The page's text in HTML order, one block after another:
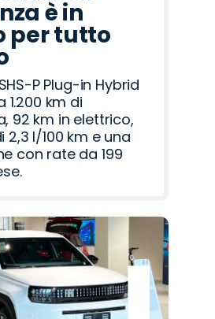
è in
per tutto
P Plug-in Hybrid
km di
92 km in elettrico,
2,3 l/100 km e una
con rate da 199